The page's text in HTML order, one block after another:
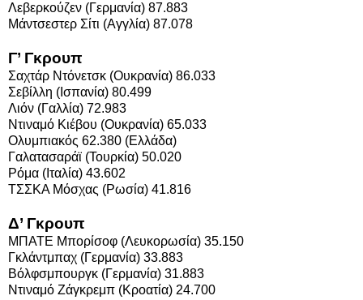
Λεβερκούζεν (Γερμανία) 87.883
Μάντσεστερ Σίτι (Αγγλία) 87.078
Γ’ Γκρουπ
Σαχτάρ Ντόνετσκ (Ουκρανία) 86.033
Σεβίλλη (Ισπανία) 80.499
Λιόν (Γαλλία) 72.983
Ντιναμό Κιέβου (Ουκρανία) 65.033
Ολυμπιακός 62.380 (Ελλάδα)
Γαλατασαράϊ (Τουρκία) 50.020
Ρόμα (Ιταλία) 43.602
ΤΣΣΚΑ Μόσχας (Ρωσία) 41.816
Δ’ Γκρουπ
ΜΠΑΤΕ Μπορίσοφ (Λευκορωσία) 35.150
Γκλάντμπαχ (Γερμανία) 33.883
Βόλφσμπουργκ (Γερμανία) 31.883
Ντιναμό Ζάγκρεμπ (Κροατία) 24.700